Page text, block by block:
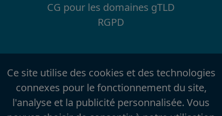
CG pour les domaines gTLD
RGPD
Ce site utilise des cookies et des technologies
connexes pour le fonctionnement du site,
l'analyse et la publicité personnalisée. Vous